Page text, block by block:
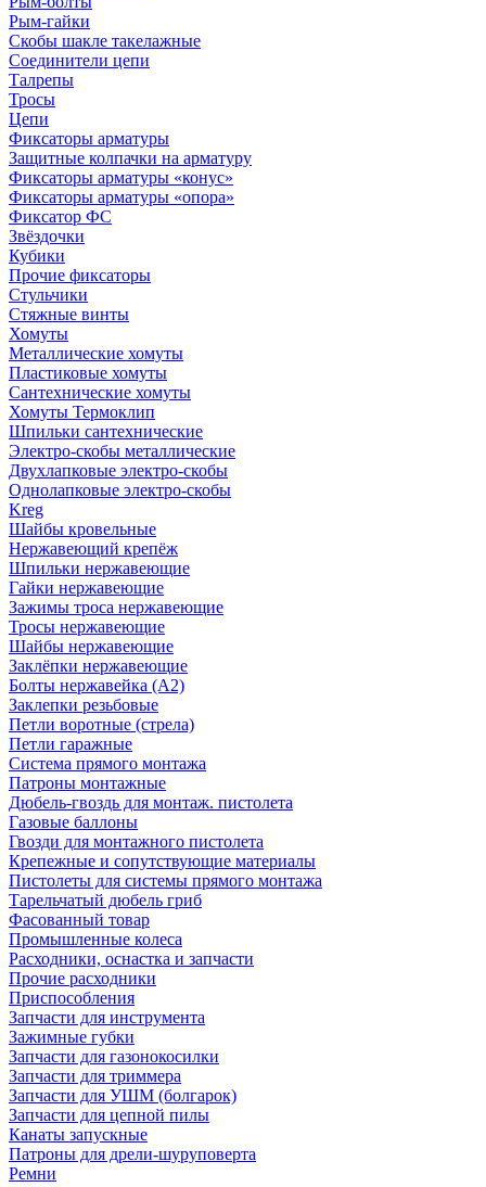
Рым-гайки
Скобы шакле такелажные
Соединители цепи
Талрепы
Тросы
Цепи
Фиксаторы арматуры
Защитные колпачки на арматуру
Фиксаторы арматуры «конус»
Фиксаторы арматуры «опора»
Фиксатор ФС
Звёздочки
Кубики
Прочие фиксаторы
Стульчики
Стяжные винты
Хомуты
Металлические хомуты
Пластиковые хомуты
Сантехнические хомуты
Хомуты Термоклип
Шпильки сантехнические
Электро-скобы металлические
Двухлапковые электро-скобы
Однолапковые электро-скобы
Kreg
Шайбы кровельные
Нержавеющий крепёж
Шпильки нержавеющие
Гайки нержавеющие
Зажимы троса нержавеющие
Тросы нержавеющие
Шайбы нержавеющие
Заклёпки нержавеющие
Болты нержавейка (А2)
Заклепки резьбовые
Петли воротные (стрела)
Петли гаражные
Система прямого монтажа
Патроны монтажные
Дюбель-гвоздь для монтаж. пистолета
Газовые баллоны
Гвозди для монтажного пистолета
Крепежные и сопутствующие материалы
Пистолеты для системы прямого монтажа
Тарельчатый дюбель гриб
Фасованный товар
Промышленные колеса
Расходники, оснастка и запчасти
Прочие расходники
Приспособления
Запчасти для инструмента
Зажимные губки
Запчасти для газонокосилки
Запчасти для триммера
Запчасти для УШМ (болгарок)
Запчасти для цепной пилы
Канаты запускные
Патроны для дрели-шуруповерта
Ремни